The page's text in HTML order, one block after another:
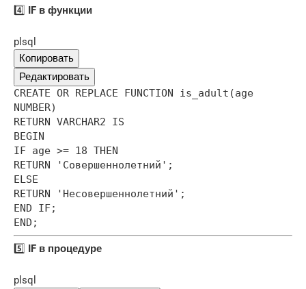
4️⃣ IF в функции
plsql
Копировать
Редактировать
CREATE OR REPLACE FUNCTION is_adult(age
NUMBER)
RETURN VARCHAR2 IS
BEGIN
IF age >= 18 THEN
RETURN 'Совершеннолетний';
ELSE
RETURN 'Несовершеннолетний';
END IF;
END;
5️⃣ IF в процедуре
plsql